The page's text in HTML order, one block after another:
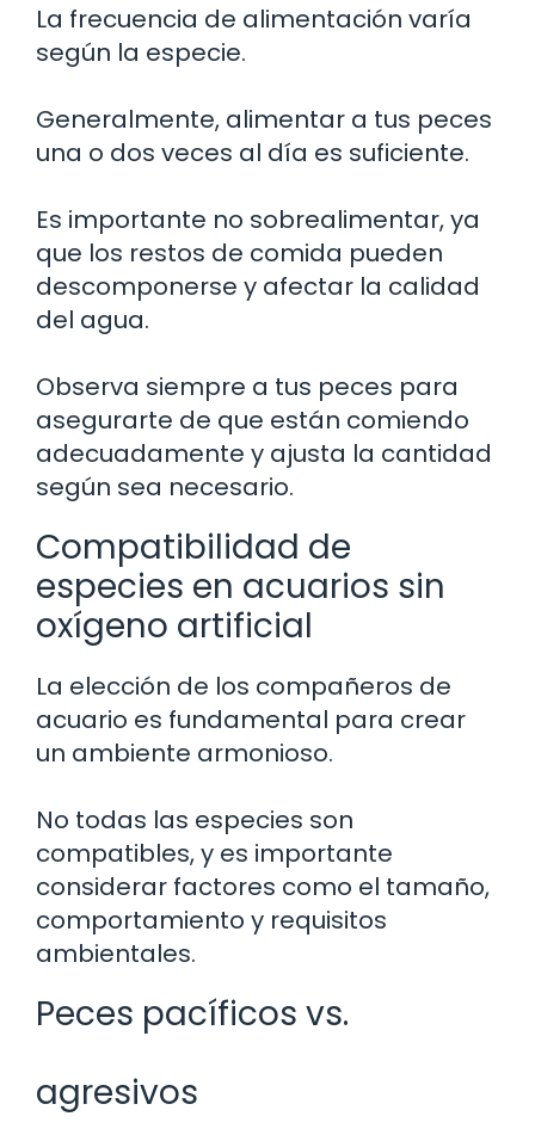
La frecuencia de alimentación varía
según la especie.
Generalmente, alimentar a tus peces
una o dos veces al día es suficiente.
Es importante no sobrealimentar, ya
que los restos de comida pueden
descomponerse y afectar la calidad
del agua.
Observa siempre a tus peces para
asegurarte de que están comiendo
adecuadamente y ajusta la cantidad
según sea necesario.
Compatibilidad de
especies en acuarios sin
oxígeno artificial
La elección de los compañeros de
acuario es fundamental para crear
un ambiente armonioso.
No todas las especies son
compatibles, y es importante
considerar factores como el tamaño,
comportamiento y requisitos
ambientales.
Peces pacíficos vs.
agresivos